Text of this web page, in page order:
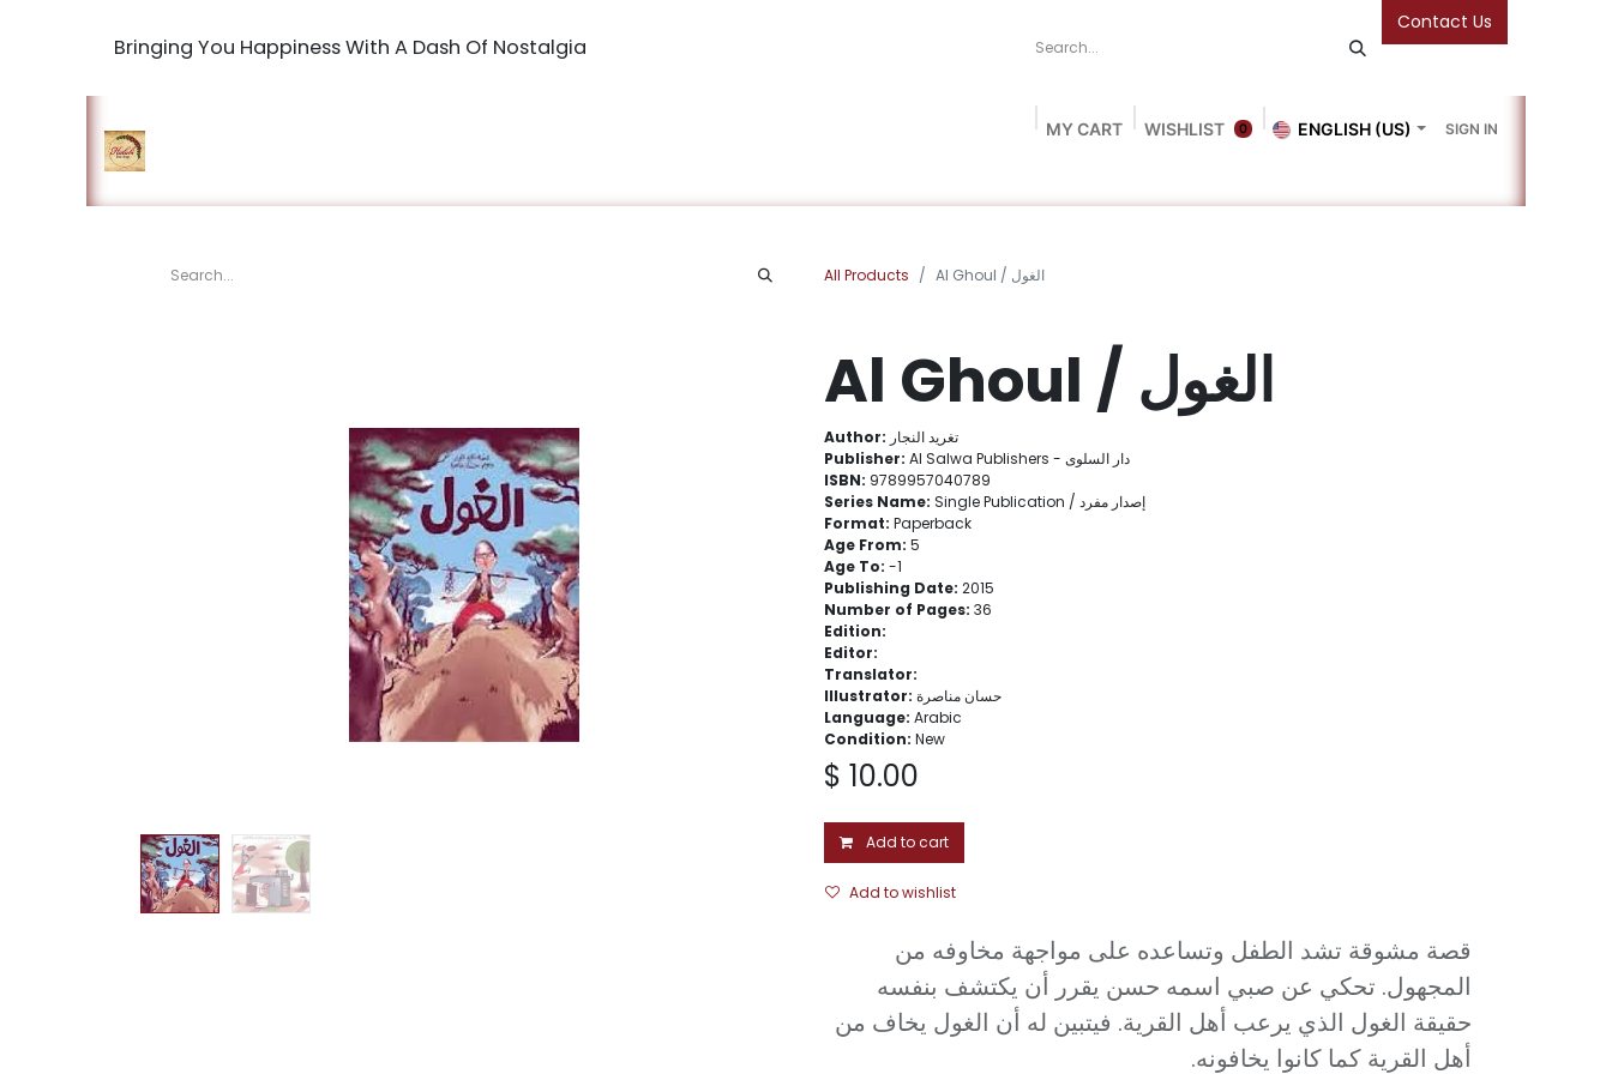
Bringing You Happiness With A Dash Of Nostalgia
Contact Us
MY CART 0
WISHLIST ENGLISH (US) SIGN IN
All Products Al Ghoul / الغول
Al Ghoul / الغول
Author: تغريد النجار
Publisher:
Al Salwa Publishers - دار السلوى
ISBN: 9789957040789
Series Name:
Single Publication / إصدار مفرد
Format: Paperback
Age From: 5
Age To: - 1
Publishing Date: 2015
Number of Pages: 36
Edition:
Editor:
Translator:
Illustrator: حسان مناصرة
Language: Arabic
Condition: New
$ 10.00
Add to cart
Add to wishlist
قصة مشوقة تشد الطفل وتساعده على مواجهة مخاوفه من
المجهول. تحكي عن صبي اسمه حسن يقرر أن يكتشف بنفسه
حقيقة الغول الذي يرعب أهل القرية. فيتبين له أن الغول يخاف من
أهل القرية كما كانوا يخافونه.